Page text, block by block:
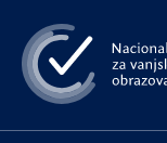
na
glavni
sadržaj